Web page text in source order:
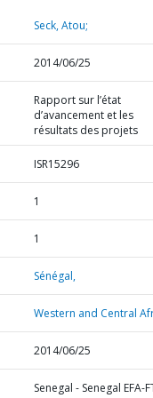
Seck, Atou;
2014/06/25
Rapport sur l’état
d’avancement et les
résultats des projets
ISR15296
1
1
Sénégal,
Western and Central
2014/06/25
Senegal - Senegal EFA-